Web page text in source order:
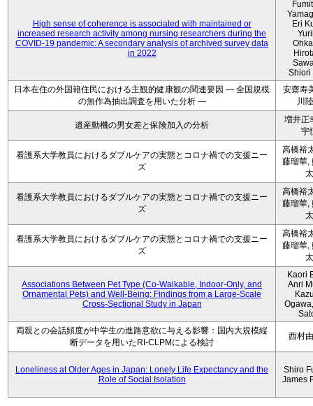
High sense of coherence is associated with maintained or
increased research activity among nursing researchers during the
COVID-19 pandemic: A secondary analysis of archived survey data
in 2022
Eri
Shiori
日本在住の外国籍住民における主観的健康観の関連要因 ― 全国規模
の無作為抽出調査を用いた分析 ―
安齋寿
川
遺産動機の男女差と保険加入の分析
増井正
宇
看護系大学教員におけるダブルケアの実態とコロナ禍での支援ニー
ズ
高橋裕
藤瑠華,
太
看護系大学教員におけるダブルケアの実態とコロナ禍での支援ニー
ズ
高橋裕
藤瑠華,
太
看護系大学教員におけるダブルケアの実態とコロナ禍での支援ニー
ズ
高橋裕
藤瑠華,
太
Associations Between Pet Type (Co-Walkable, Indoor-Only, and
Ornamental Pets) and Well-Being: Findings from a Large-Scale
Cross-Sectional Study in Japan
Kaori
Anri
両親との会話頻度が中学生の進路意欲に与える影響：国内大規模縦
断データを用いたRI-CLPMによる検討
西村
Loneliness at Older Ages in Japan: Lonely Life Expectancy and the
Role of Social Isolation
Shiro
James